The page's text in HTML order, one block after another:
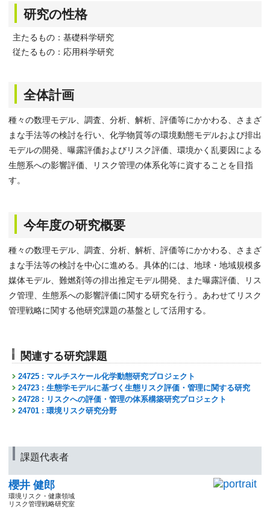
研究の性格
主たるもの：基礎科学研究
従たるもの：応用科学研究
全体計画
種々の数理モデル、調査、分析、解析、評価等にかかわる、さまざ
まな手法等の検討を行い、化学物質等の環境動態モデルおよび排出
モデルの開発、曝露評価およびリスク評価、環境かく乱要因による
生態系への影響評価、リスク管理の体系化等に資することを目指
す。
今年度の研究概要
種々の数理モデル、調査、分析、解析、評価等にかかわる、さまざ
まな手法等の検討を中心に進める。具体的には、地球・地域規模多
媒体モデル、難燃剤等の排出推定モデル開発、また曝露評価、リス
ク管理、生態系への影響評価に関する研究を行う。あわせてリスク
管理戦略に関する他研究課題の基盤として活用する。
関連する研究課題
24725 : マルチスケール化学動態研究プロジェクト
24723 : 生態学モデルに基づく生態リスク評価・管理に関する研究
24728 : リスクへの評価・管理の体系構築研究プロジェクト
24701 : 環境リスク研究分野
課題代表者
櫻井 健郎
環境リスク・健康領域
リスク管理戦略研究室